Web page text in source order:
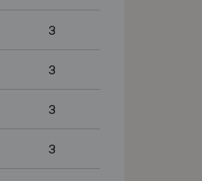
3
3
3
3